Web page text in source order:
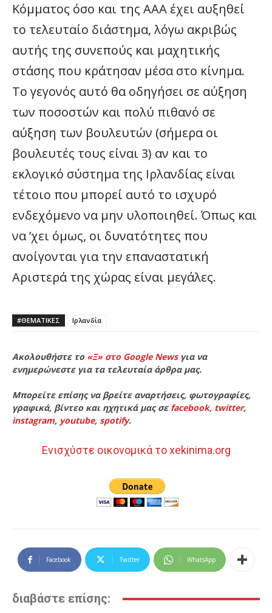
Κόμματος όσο και της ΑΑΑ έχει αυξηθεί
το τελευταίο διάστημα, λόγω ακριβώς
αυτής της συνεπούς και μαχητικής
στάσης που κράτησαν μέσα στο κίνημα.
Το γεγονός αυτό θα οδηγήσει σε αύξηση
των ποσοστών και πολύ πιθανό σε
αύξηση των βουλευτών (σήμερα οι
βουλευτές τους είναι 3) αν και το
εκλογικό σύστημα της Ιρλανδίας είναι
τέτοιο που μπορεί αυτό το ισχυρό
ενδεχόμενο να μην υλοποιηθεί. Όπως και
να ’χει όμως, οι δυνατότητες που
ανοίγονται για την επαναστατική
Αριστερά της χώρας είναι μεγάλες.
#ΘΕΜΑΤΙΚΈΣ Ιρλανδία
Ακολουθήστε το «Ξ» στο Google Newsγια να
ενημερώνεστε για τα τελευταία άρθρα μας.
Μπορείτε επίσης να βρείτε αναρτήσεις, φωτογραφίες,
γραφικά, βίντεο και ηχητικά μας σε facebook, twitter,
instagram, youtube, spotify.
Ενισχύστε οικονομικά το xekinima.org
Facebook Twitter WhatsApp
διαβάστε επίσης: